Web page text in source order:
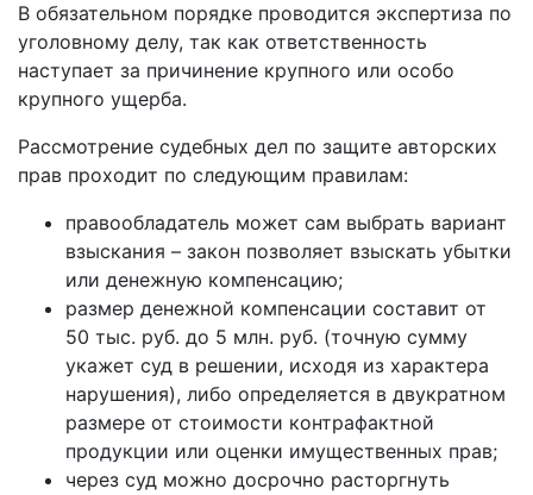
В обязательном порядке проводится экспертиза по
уголовному делу, так как ответственность
наступает за причинение крупного или особо
крупного ущерба.
Рассмотрение судебных дел по защите авторских
прав проходит по следующим правилам:
правообладатель может сам выбрать вариант
взыскания – закон позволяет взыскать убытки
или денежную компенсацию;
размер денежной компенсации составит от
50 тыс. руб. до 5 млн. руб. (точную сумму
укажет суд в решении, исходя из характера
нарушения), либо определяется в двукратном
размере от стоимости контрафактной
продукции или оценки имущественных прав;
через суд можно досрочно расторгнуть